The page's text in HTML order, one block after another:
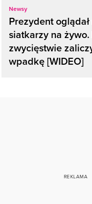
Newsy
Prezydent
siatkarzy na żywo.
zwycięstwie
wpadkę [WIDEO]